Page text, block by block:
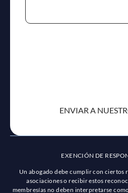
EXENCIÓN DE
Un abogado debe cumplir con ciertos
asociaciones o recibir estos
membresías no deben interpretarse